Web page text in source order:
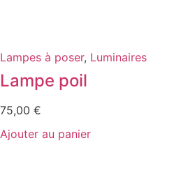
Lampes à poser, Luminaires
Lampe poil
75,00 €
Ajouter au panier